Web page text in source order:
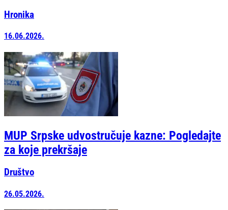
Hronika
16.06.2026.
MUP Srpske udvostručuje kazne: Pogledajte
za koje prekršaje
Društvo
26.05.2026.